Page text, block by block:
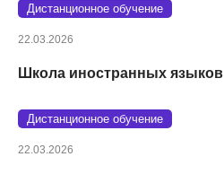
Дистанционное обучение
22.03.2026
Школа иностранных языков
Дистанционное обучение
22.03.2026